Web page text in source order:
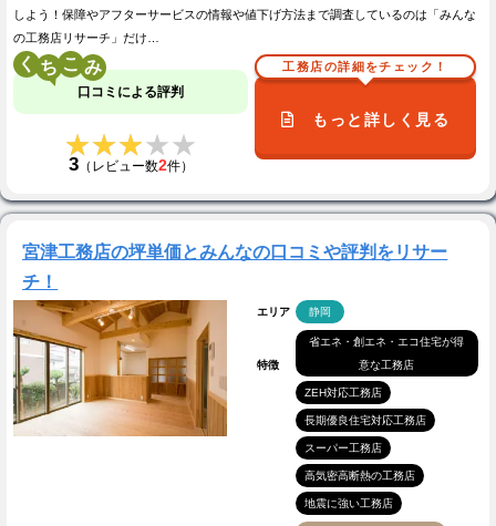
しよう！保障やアフターサービスの情報や値下げ方法まで調査しているのは「みんな
の工務店リサーチ」だけ…
く こ
口コミによる評判
★★★★★
★★★★★
3（レビュー数2件）
工務店の詳細をチェック！
もっと詳しく見る
宮津工務店の坪単価とみんなの口コミや評判をリサー
チ！
エリア 静岡
特徴
省エネ・創エネ・エコ住宅が得
意な工務店
ZEH対応工務店
長期優良住宅対応工務店
スーパー工務店
高気密高断熱の工務店
地震に強い工務店